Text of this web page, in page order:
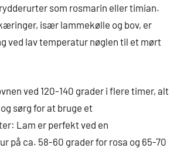
som rosmarin eller timian.
især lammekølle og bov, er
ved lav temperatur nøglen til et mørt
ved 120-140 grader i flere timer, alt
sørg for at bruge et
Lam er perfekt ved en
på ca. 58-60 grader for rosa og 65-70